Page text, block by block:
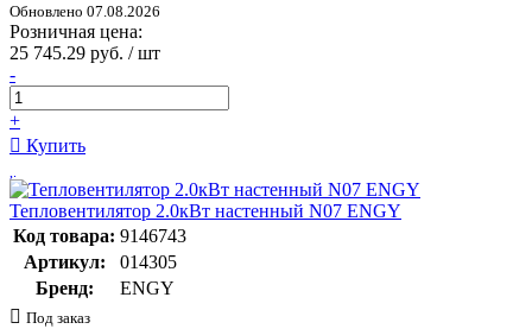
Обновлено 07.08.2026
Розничная цена:
25 745.29 руб. / шт
-
+
Купить
Тепловентилятор 2.0кВт настенный N07 ENGY
Код товара: 9146743
Артикул:
014305
Бренд:
ENGY
Под заказ